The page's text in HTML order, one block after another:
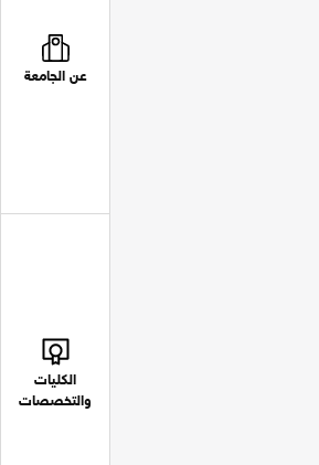
عن الجامعة
الكليات
والتخصصات